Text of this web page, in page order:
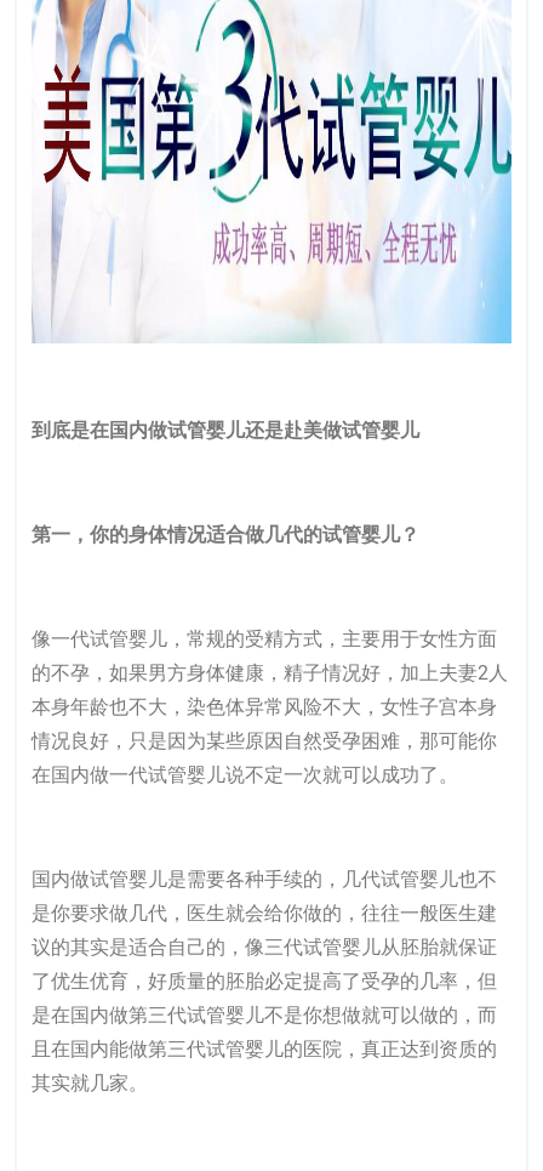
到底是在国内做试管婴儿还是赴美做试管婴儿
第一，你的身体情况适合做几代的试管婴儿？
像一代试管婴儿，常规的受精方式，主要用于女性方面
的不孕，如果男方身体健康，精子情况好，加上夫妻2人
本身年龄也不大，染色体异常风险不大，女性子宫本身
情况良好，只是因为某些原因自然受孕困难，那可能你
在国内做一代试管婴儿说不定一次就可以成功了。
国内做试管婴儿是需要各种手续的，几代试管婴儿也不
是你要求做几代，医生就会给你做的，往往一般医生建
议的其实是适合自己的，像三代试管婴儿从胚胎就保证
了优生优育，好质量的胚胎必定提高了受孕的几率，但
是在国内做第三代试管婴儿不是你想做就可以做的，而
且在国内能做第三代试管婴儿的医院，真正达到资质的
其实就几家。